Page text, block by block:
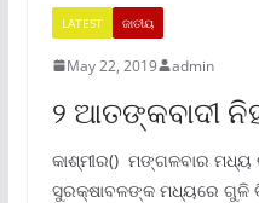
LATEST ଜାତୀୟ
May 22, 2019 admin
୨ ଆତଙ୍କବାଦୀ
କାଶ୍ମୀର() ମଙ୍ଗଳବାର ମଧ୍ୟ
ସୁରକ୍ଷାବଳଙ୍କ ମଧ୍ୟରେ ଗୁଳି